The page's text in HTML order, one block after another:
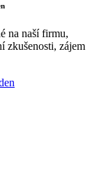
na naší firmu,
zkušenosti, zájem